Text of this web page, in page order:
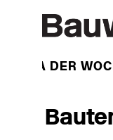
THEMA DER